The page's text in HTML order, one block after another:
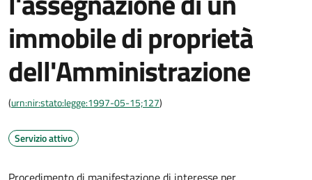
immobile di proprietà
dell'Amministrazione
(urn:nir:stato:legge:1997-05-15;127)
Servizio attivo